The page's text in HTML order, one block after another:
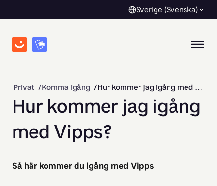
Sverige (Svenska)
Privat Komma igång Hur kommer jag igång med Vipps?
Hur kommer jag igång
med Vipps?
Så här kommer du igång med Vipps